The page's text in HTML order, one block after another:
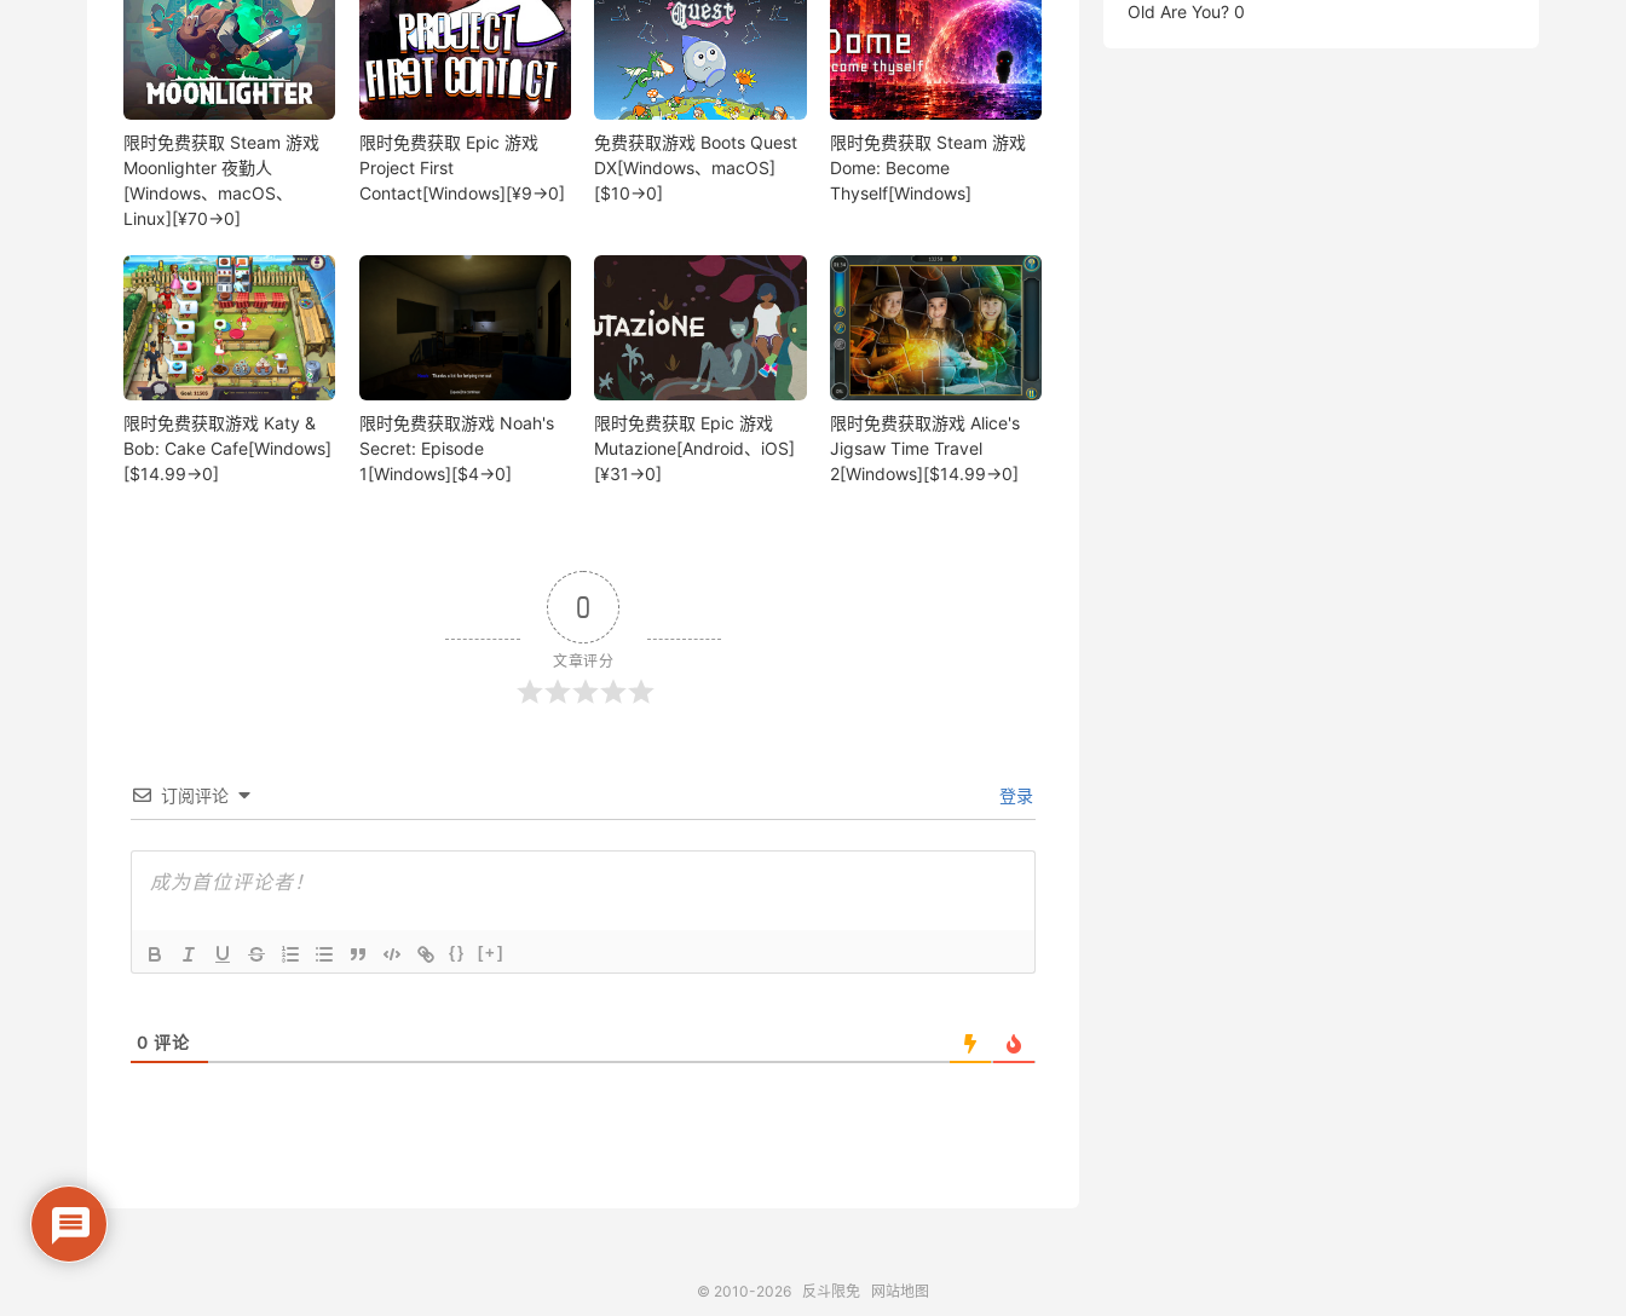
限时免费获取 Steam 游戏
Moonlighter 夜勤人
[Windows、macOS、
Linux][¥70→0]
限时免费获取 Epic 游戏
Project First
Contact[Windows][¥9→0]
免费获取游戏 Boots Quest
DX[Windows、macOS]
[$10→0]
限时免费获取 Steam 游戏
Dome: Become
Thyself[Windows]
限时免费获取游戏 Katy &
Bob: Cake Cafe[Windows]
[$14.99→0]
限时免费获取游戏 Noah's
Secret: Episode
1[Windows][$4→0]
限时免费获取 Epic 游戏
Mutazione[Android、iOS]
[¥31→0]
限时免费获取游戏 Alice's
Jigsaw Time Travel
2[Windows][$14.99→0]
0
文章评分
订阅评论 登录
{} [+]
0 评论
Old Are You? 0
© 2010-2026 反斗限免 网站地图